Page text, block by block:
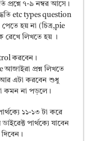
প্রশ্নে ৭-৯ নম্বর আসে।
etc types question
হয় না (চিত্র,pie
রেখে লিখতে হয় ।
করবেন।
প্রশ্ন লিখতে
আর এটা করবেন শুধু
কমন না পড়লে।
১১-১৩ টা করে
পার্থক্যে যাবেন